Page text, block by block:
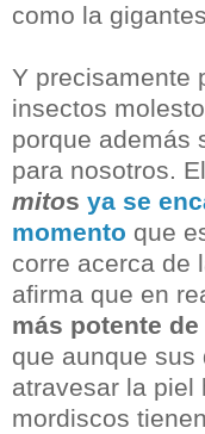
como la
Y precisamente
insectos
porque además
para nosotros.
mitos ya se
momento que
corre acerca de
afirma que en
más potente
que aunque
atravesar la piel
mordiscos